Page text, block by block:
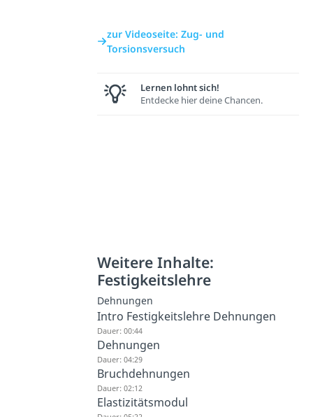
zur Videoseite: Zug- und
Torsionsversuch
Lernen lohnt sich!
Entdecke hier deine Chancen.
Weitere Inhalte:
Festigkeitslehre
Dehnungen
Intro Festigkeitslehre Dehnungen
Dauer: 00:44
Dehnungen
Dauer: 04:29
Bruchdehnungen
Dauer: 02:12
Elastizitätsmodul